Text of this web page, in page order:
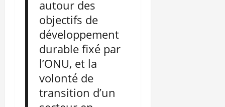
autour des
objectifs de
développement
durable fixé par
l’ONU, et la
volonté de
transition d’un